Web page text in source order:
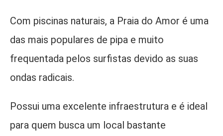
Com piscinas naturais, a Praia do Amor é uma
das mais populares de pipa e muito
frequentada pelos surfistas devido as suas
ondas radicais.
Possui uma excelente infraestrutura e é ideal
para quem busca um local bastante